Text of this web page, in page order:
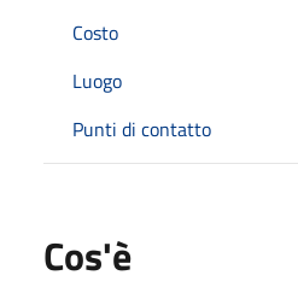
Costo
Luogo
Punti di contatto
Cos'è